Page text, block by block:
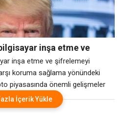
inşa etme ve
bilgisayarlara karşı
emirleri imzaladı
inşa etme ve şifrelemeyi
koruma sağlama yönündeki
piyasasında önemli gelişmeler
olarak 63.297,50 dolarlık
ultra hızlı bir makine olan
İçerik Yükle